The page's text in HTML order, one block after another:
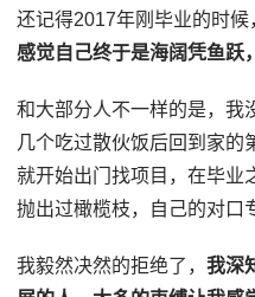
还记得2017年刚毕业的时候
感觉自己终于是海阔凭鱼跃
和大部分人不一样的是，我
几个吃过散伙饭后回到家的
就开始出门找项目，在毕业
抛出过橄榄枝，自己的对口
我毅然决然的拒绝了，我深